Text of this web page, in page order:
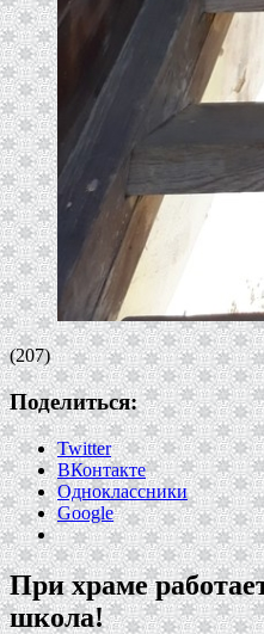
(207)
Поделиться:
Twitter
ВКонтакте
Одноклассники
Google
При храме
школа!